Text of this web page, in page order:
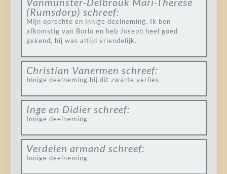
(Rumsdorp) schreef:
Mijn oprechte en innige deelneming. Ik ben
afkomstig van Borlo en heb Joseph heel goed
gekend, hij was altijd vriendelijk.
Christian Vanermen schreef:
Innige deelneming bij dit zwarte verlies.
Inge en Didier schreef:
Innige deelneming
Verdelen armand schreef:
Innige deelneming